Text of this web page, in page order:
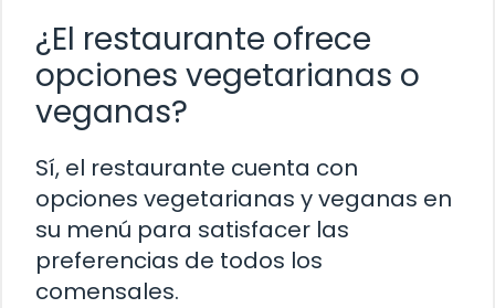
¿El restaurante ofrece
opciones vegetarianas o
veganas?
Sí, el restaurante cuenta con
opciones vegetarianas y veganas en
su menú para satisfacer las
preferencias de todos los
comensales.